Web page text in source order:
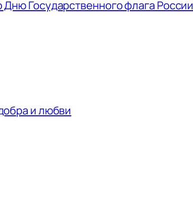
Государственного флага России
и любви